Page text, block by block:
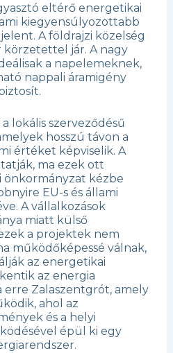
eltérő energetikai
kiegyensúlyozottabb
A földrajzi közelség
körzetettel jár. A nagy
a napelemeknek,
nappali áramigény
lokális szerveződésű
hosszú távon a
értéket képviselik. A
ma ezek ott
önkormányzat kézbe
EU-s és állami
A vállalkozások
miatt külső
a projektek nem
működőképessé válnak,
az energetikai
az energia
erre Zalaszentgrót, amely
ahol az
és a helyi
épül ki egy